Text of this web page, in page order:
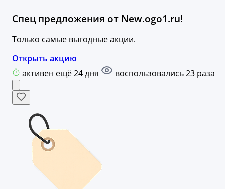
Спец предложения от New.ogo1.ru!
Только самые выгодные акции.
Открыть акцию
активен ещё 24 дня
воспользовались 23 раза